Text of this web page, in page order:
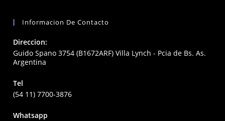
Informacion De Contacto
Direccion:
Guido Spano 3754 (B1672ARF) Villa Lynch - Pcia de Bs. As.
Argentina
Tel
(54 11) 7700-3876
Whatsapp